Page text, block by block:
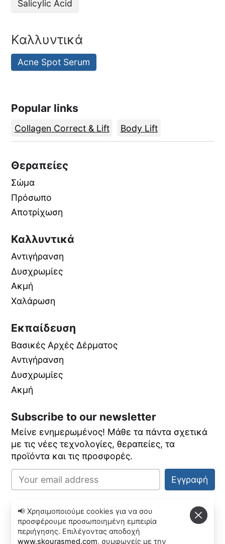
Salicylic Acid
Καλλυντικά
Acne Spot Serum
Popular links
Collagen Correct & Lift Body Lift
Θεραπείες
Σώμα
Πρόσωπο
Αποτρίχωση
Καλλυντικά
Αντιγήρανση
Δυσχρωμίες
Ακμή
Χαλάρωση
Εκπαίδευση
Βασικές Αρχές Δέρματος
Αντιγήρανση
Δυσχρωμίες
Ακμή
Subscribe to our newsletter
Μείνε ενημερωμένος! Μάθε τα πάντα σχετικά
με τις νέες τεχνολογίες, θεραπείες, τα
προϊόντα και τις προσφορές.
Εγγραφή
© Copyright SkourasMed
📢 Χρησιμοποιούμε cookies για να σου
προσφέρουμε προσωποιημένη εμπειρία
περιήγησης. Επιλέγοντας αποδοχή
www.skourasmed.com, συμφωνείς με την